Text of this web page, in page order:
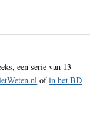
een serie van 13
ofin het BD